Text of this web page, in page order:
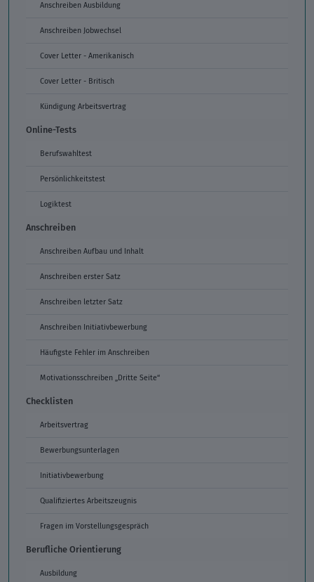
Anschreiben Ausbildung
Anschreiben Jobwechsel
Cover Letter - Amerikanisch
Cover Letter - Britisch
Kündigung Arbeitsvertrag
Online-Tests
Berufswahltest
Persönlichkeitstest
Logiktest
Anschreiben
Anschreiben Aufbau und Inhalt
Anschreiben erster Satz
Anschreiben letzter Satz
Anschreiben Initiativbewerbung
Häufigste Fehler im Anschreiben
Motivationsschreiben „Dritte Seite“
Checklisten
Arbeitsvertrag
Bewerbungsunterlagen
Initiativbewerbung
Qualifiziertes Arbeitszeugnis
Fragen im Vorstellungsgespräch
Berufliche Orientierung
Ausbildung